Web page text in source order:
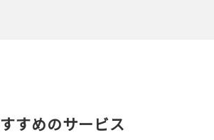
すめのサービス